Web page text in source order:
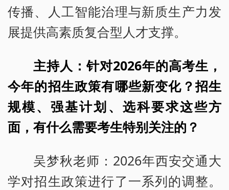
传播、人工智能治理与新质生产力发
展提供高素质复合型人才支撑。
主持人：针对2026年的高考生，
今年的招生政策有哪些新变化？招生
规模、强基计划、选科要求这些方
面，有什么需要考生特别关注的？
吴梦秋老师：2026年西安交通大
学对招生政策进行了一系列的调整。